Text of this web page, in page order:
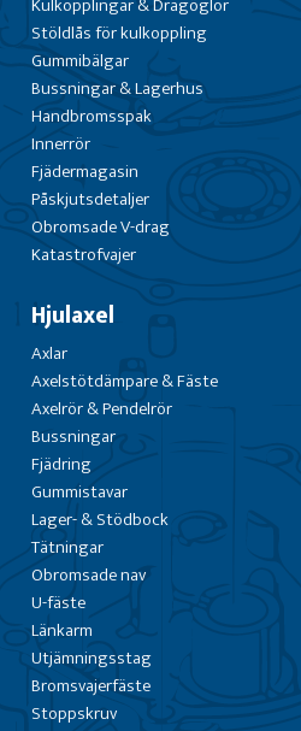
Stöldlås för kulkoppling
Gummibälgar
Bussningar & Lagerhus
Handbromsspak
Innerrör
Fjädermagasin
Påskjutsdetaljer
Obromsade V-drag
Katastrofvajer
Hjulaxel
Axlar
Axelstötdämpare & Fäste
Axelrör & Pendelrör
Bussningar
Fjädring
Gummistavar
Lager- & Stödbock
Tätningar
Obromsade nav
U-fäste
Länkarm
Utjämningsstag
Bromsvajerfäste
Stoppskruv